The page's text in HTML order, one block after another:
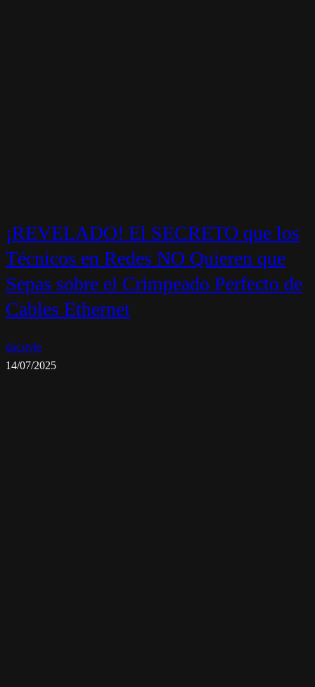
¡REVELADO! El SECRETO que los
Técnicos en Redes NO Quieren que
Sepas sobre el Crimpeado Perfecto de
Cables Ethernet
dacstyle
14/07/2025